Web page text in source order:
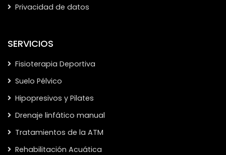
Privacidad de datos
SERVICIOS
Fisioterapia Deportiva
Suelo Pélvico
Hipopresivos y Pilates
Drenaje linfático manual
Tratamientos de la ATM
Rehabilitación Acuática